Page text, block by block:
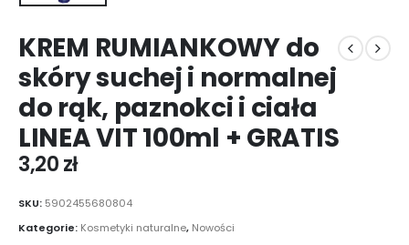
KREM RUMIANKOWY do
skóry suchej i normalnej
do rąk, paznokci i ciała
LINEA VIT 100ml + GRATIS
3,20zł
SKU: 5902455680804
Kategorie: Kosmetyki naturalne, Nowości